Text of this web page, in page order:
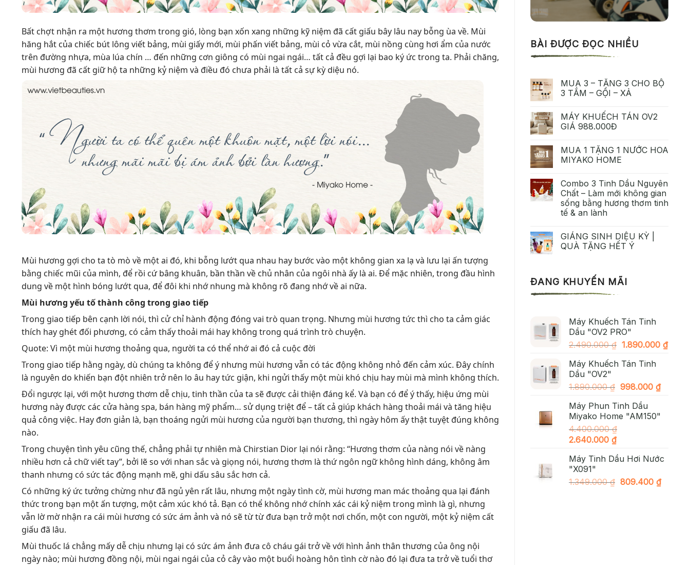
Bất chợt nhận ra một hương thơm trong gió, lòng bạn xốn xang những kỹ niệm đã cất giấu bây lâu nay bỗng ùa về. Mùi
hăng hắt của chiếc bút lông viết bảng, mùi giấy mới, mùi phấn viết bảng, mùi cỏ vừa cắt, mùi nồng cùng hơi ẩm của nước
trên đường nhựa, mùa lúa chín … đến những cơn giông có mùi ngai ngái… tất cả đều gợi lại bao ký ức trong ta. Phải chăng,
mùi hương đã cất giữ hộ ta những kỷ niệm và điều đó chưa phải là tất cả sự kỳ diệu nó.
Mùi hương gợi cho ta tò mò về một ai đó, khi bỗng lướt qua nhau hay bước vào một không gian xa lạ và lưu lại ấn tượng
bằng chiếc mũi của mình, để rồi cứ bâng khuân, bần thần về chủ nhân của ngôi nhà ấy là ai. Để mặc nhiên, trong đầu hình
dung về một hình bóng lướt qua, để đôi khi nhớ nhung mà không rõ đang nhớ về ai nữa.
Mùi hương yếu tốthành công trong giao tiếp
Trong giao tiếp bên cạnh lời nói, thì cử chỉ hành động đóng vai trò quan trọng. Nhưng mùi hương tức thì cho ta cảm giác
thích hay ghét đối phương, có cảm thấy thoải mái hay không trong quá trình trò chuyện.
Quote: Vì một mùi hương thoảng qua, người ta có thể nhớ ai đó cả cuộc đời
Trong giao tiếp hằng ngày, dù chúng ta không để ý nhưng mùi hương vẫn có tác động không nhỏ đến cảm xúc. Đây chính
là nguyên do khiến bạn đột nhiên trở nên lo âu hay tức giận, khi ngửi thấy một mùi khó chịu hay mùi mà mình không thích.
Đổi ngược lại, với một hương thơm dễ chịu, tinh thần của ta sẽ được cải thiện đáng kể. Và bạn có để ý thấy, hiệu ứng mùi
hương này được các cửa hàng spa, bán hàng mỹ phẩm… sử dụng triệt để – tất cả giúp khách hàng thoải mái và tăng hiệu
quả công việc. Hay đơn giản là, bạn thoáng ngửi mùi hương của người bạn thương, thì ngày hôm ấy thật tuyệt đúng không
nào.
Trong chuyện tình yêu cũng thế, chẳng phải tự nhiên mà Chirstian Dior lại nói rằng: “Hương thơm của nàng nói về nàng
nhiều hơn cả chữ viết tay”, bởi lẽ so với nhan sắc và giọng nói, hương thơm là thứ ngôn ngữ không hình dáng, không âm
thanh nhưng có sức tác động mạnh mẽ, ghi dấu sâu sắc hơn cả.
Có những ký ức tưởng chừng như đã ngủ yên rất lâu, nhưng một ngày tình cờ, mùi hương man mác thoảng qua lại đánh
thức trong bạn một ấn tượng, một cảm xúc khó tả. Bạn có thể không nhớ chính xác cái kỷ niệm trong mình là gì, nhưng
vẫn lờ mờ nhận ra cái mùi hương có sức ám ảnh và nó sẽ từ từ đưa bạn trở một nơi chốn, một con người, một kỷ niệm cất
giấu đã lâu.
Mùi thuốc lá chẳng mấy dễ chịu nhưng lại có sức ám ảnh đưa cô cháu gái trở về với hình ảnh thân thương của ông nội
ngày nào; mùi hương đồng nội, mùi ngai ngái của cỏ cây vào một buổi hoàng hôn tình cờ nào đó lại đưa ta trở về tuổi thơ
BÀI ĐƯỢC ĐỌC NHIỀU
MUA 3 – TẶNG 3 CHO BỘ
3 TẮM – GỘI – XẢ
MÁY KHUẾCH TÁN OV2
GIÁ 988.000Đ
MUA 1 TẶNG 1 NƯỚC HOA
MIYAKO HOME
Combo 3 Tinh Dầu Nguyên
Chất – Làm mới không gian
sống bằng hương thơm tinh
tế & an lành
GIÁNG SINH DIỆU KỲ |
QUÀ TẶNG HẾT Ý
ĐANG KHUYẾN MÃI
Máy Khuếch Tán Tinh
Dầu "OV2 PRO"
2.490.000₫ Giá
là:
1.890.000 ₫Giá
Máy Khuếch Tán Tinh
Dầu "OV2"
1.890.000₫ Giá
là:
1.890.000 ₫.
998.000 ₫Giá
là:
Máy Phun Tinh Dầu
Miyako Home "AM150"
4.400.000₫
Giá
là:
4.400.000 ₫.
2.640.000 ₫Giá
tại
2.640.000 ₫.
Máy Tinh Dầu Hơi Nước
"X091"
1.349.000₫ Giá
809.400 ₫Giá